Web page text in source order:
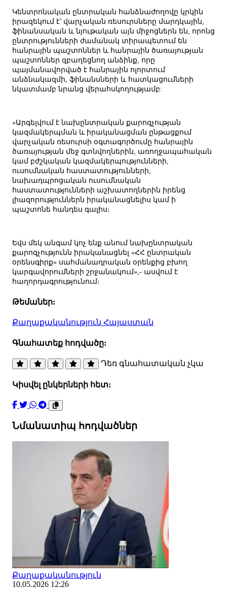
Կենտրոնական ընտրական հանձնաժողովը կրկին
իրազեկում է՝ վարչական ռեսուրսները մարդկային,
ֆինանսական և նյութական այն միջոցներն են, որոնց
ընտրությունների ժամանակ տիրապետում են
հանրային պաշտոններ և հանրային ծառայության
պաշտոններ զբաղեցնող անձինք, որը
պայմանավորված է հանրային ոլորտում
անձնակազմի, ֆինանսների և հատկացումների
նկատմամբ նրանց վերահսկողությամբ:
«Արգելվում է նախընտրական քարոզչության
կազմակերպման և իրականացման ընթացքում
վարչական ռեսուրսի օգտագործումը հանրային
ծառայության մեջ գտնվողներին, առողջապահական
կամ բժշկական կազմակերպությունների,
ուսումնական հաստատությունների,
նախադպրոցական ուսումնական
հաստատությունների աշխատողներին իրենց
լիազորություններն իրականացնելիս կամ ի
պաշտոնե հանդես գալիս։
Եվս մեկ անգամ կոչ ենք անում նախընտրական
քարոզչությունն իրականացնել «ՀՀ ընտրական
օրենսգիրք» սահմանադրական օրենքից բխող
կարգավորումների շրջանակում»,- ասվում է
հաղորդագրությունում։
Թեմաներ:
Քաղաքականություն Հայաստան
Գնահատեք հոդվածը:
Դեռ գնահատական չկա
Կիսվել ընկերների հետ:
Նմանատիպ հոդվածներ
Քաղաքականություն
10.05.2026 12:26